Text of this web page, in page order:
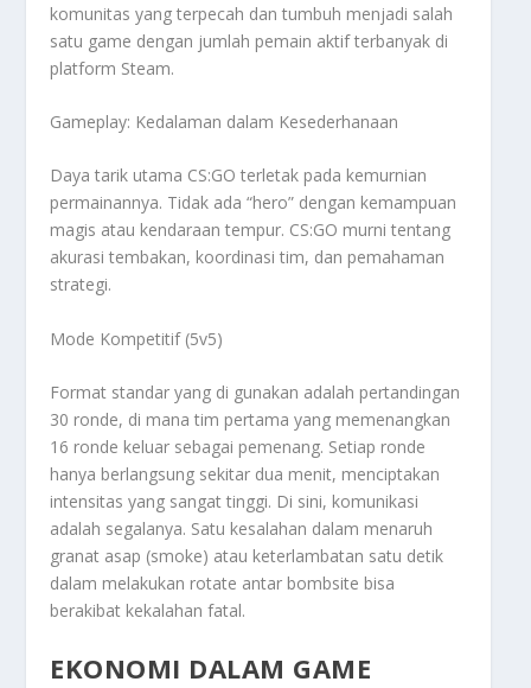
komunitas yang terpecah dan tumbuh menjadi salah
satu game dengan jumlah pemain aktif terbanyak di
platform Steam.
Gameplay: Kedalaman dalam Kesederhanaan
Daya tarik utama CS:GO terletak pada kemurnian
permainannya. Tidak ada “hero” dengan kemampuan
magis atau kendaraan tempur. CS:GO murni tentang
akurasi tembakan, koordinasi tim, dan pemahaman
strategi.
Mode Kompetitif (5v5)
Format standar yang di gunakan adalah pertandingan
30 ronde, di mana tim pertama yang memenangkan
16 ronde keluar sebagai pemenang. Setiap ronde
hanya berlangsung sekitar dua menit, menciptakan
intensitas yang sangat tinggi. Di sini, komunikasi
adalah segalanya. Satu kesalahan dalam menaruh
granat asap (smoke) atau keterlambatan satu detik
dalam melakukan rotate antar bombsite bisa
berakibat kekalahan fatal.
EKONOMI DALAM GAME